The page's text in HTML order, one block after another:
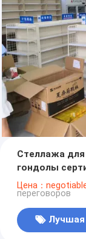
Стеллажа для
гондолы
Цена：
переговоров
Лучшая